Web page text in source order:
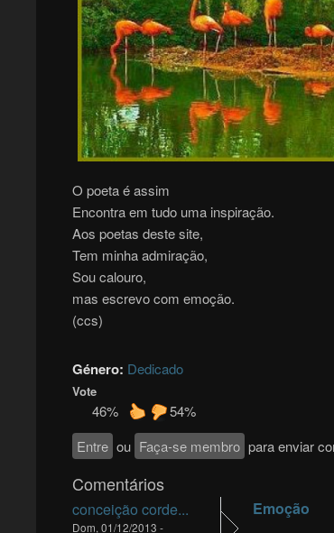
O poeta é assim
Encontra em tudo uma inspiração.
Aos poetas deste site,
Tem minha admiração,
Sou calouro,
mas escrevo com emoção.
(ccs)
Género: Dedicado
Vote
46%
54%
Entre ou Faça-se membro para enviar
Comentários
conceição corde...
Dom, 01/12/2013 -
Emoção